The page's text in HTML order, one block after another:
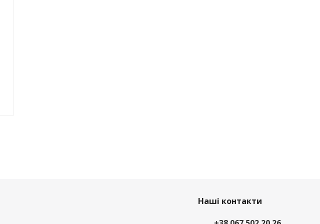
Наші контакти